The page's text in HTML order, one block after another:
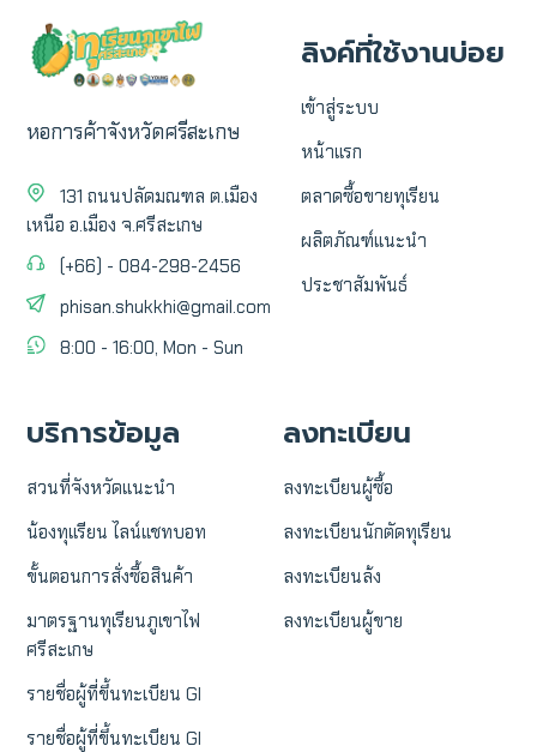
หอการค้าจังหวัดศรีสะเกษ
131 ถนนปลัดมณฑล ต.เมือง
เหนือ อ.เมือง จ.ศรีสะเกษ
(+66) - 084-298-2456
phisan.shukkhi@gmail.com
8:00 - 16:00, Mon - Sun
ลิงค์ที่ใช้งานบ่อย
เข้าสู่ระบบ
หน้าแรก
ตลาดซื้อขายทุเรียน
ผลิตภัณฑ์แนะนำ
ประชาสัมพันธ์
บริการข้อมูล
สวนที่จังหวัดแนะนำ
น้องทุเเรียน ไลน์แชทบอท
ขั้นตอนการสั่งซื้อสินค้า
มาตรฐานทุเรียนภูเขาไฟ
ศรีสะเกษ
รายชื่อผู้ที่ขึ้นทะเบียน GI
รายชื่อผู้ที่ขึ้นทะเบียน GI
ลงทะเบียน
ลงทะเบียนผู้ซื้อ
ลงทะเบียนนักตัดทุเรียน
ลงทะเบียนล้ง
ลงทะเบียนผู้ขาย